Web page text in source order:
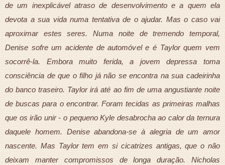
de um inexplicável atraso de desenvolvimento e a quem ela
devota a sua vida numa tentativa de o ajudar. Mas o caso vai
aproximar estes seres. Numa noite de tremendo temporal,
Denise sofre um acidente de automóvel e é Taylor quem vem
socorrê-la. Embora muito ferida, a jovem depressa toma
consciência de que o filho já não se encontra na sua cadeirinha
do banco traseiro. Taylor irá até ao fim de uma angustiante noite
de buscas para o encontrar. Foram tecidas as primeiras malhas
que os irão unir - o pequeno Kyle desabrocha ao calor da ternura
daquele homem. Denise abandona-se à alegria de um amor
nascente. Mas Taylor tem em si cicatrizes antigas, que o não
deixam manter compromissos de longa duração. Nicholas